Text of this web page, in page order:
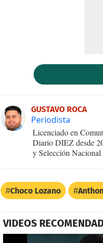
GUSTAVO ROCA
Periodista
Licenciado en
Diario DIEZ desde
y Selección Nacional
Choco Lozano
VIDEOS